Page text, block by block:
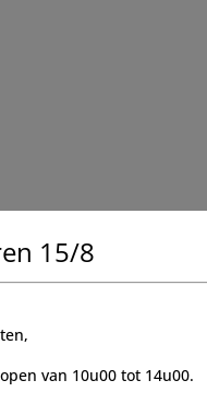
15/8
van 10u00 tot 14u00.